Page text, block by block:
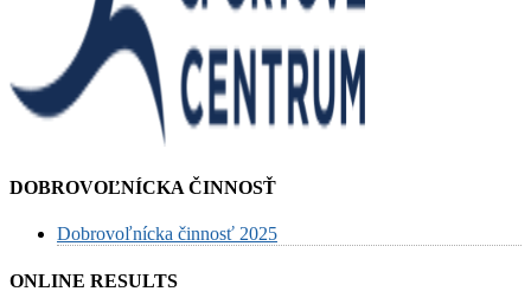
DOBROVOĽNÍCKA ČINNOSŤ
Dobrovoľnícka činnosť 2025
ONLINE RESULTS